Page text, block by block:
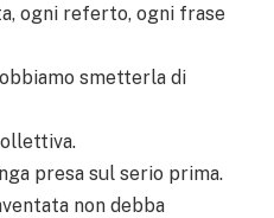
ogni referto, ogni frase
smetterla di
presa sul serio prima.
non debba